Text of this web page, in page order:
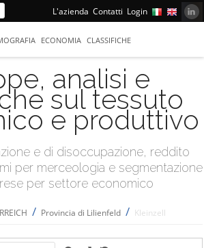
L'azienda Contatti Login
ECONOMIA CLASSIFICHE
analisi e
sul tessuto
e produttivo
e di disoccupazione, reddito
per merceologia e segmentazione
per settore economico
/ Provincia di Lilienfeld / Kleinzell